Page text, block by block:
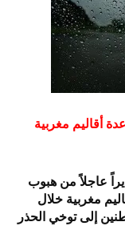
أقاليم مغربية
عاجلاً من هبوب
مغربية خلال
إلى توخي الحذر